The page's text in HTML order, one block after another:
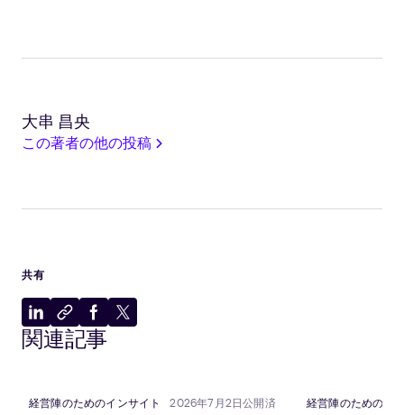
大串 昌央
この著者の他の投稿
共有
LinkedIn
に
ク
リ
ボ
Facebook
に
X
関連記事
経営陣のためのインサイト
2026年7月2日公開済
経営陣のためのイ